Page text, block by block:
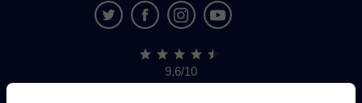
9,6/10
1,339,284